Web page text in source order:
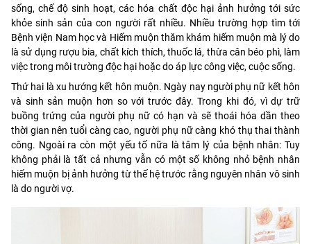
sống, chế độ sinh hoạt, các hóa chất độc hại ảnh hưởng tới sức
khỏe sinh sản của con người rất nhiều. Nhiều trường hợp tìm tới
Bệnh viện Nam học và Hiếm muộn thăm khám hiếm muộn mà lý do
là sử dụng rượu bia, chất kích thích, thuốc lá, thừa cân béo phì, làm
việc trong môi trường độc hại hoặc do áp lực công việc, cuộc sống.
Thứ hai là xu hướng kết hôn muộn. Ngày nay người phụ nữ kết hôn
và sinh sản muộn hơn so với trước đây. Trong khi đó, vì dự trữ
buồng trứng của người phụ nữ có hạn và sẽ thoái hóa dần theo
thời gian nên tuổi càng cao, người phụ nữ càng khó thụ thai thành
công. Ngoài ra còn một yếu tố nữa là tâm lý của bệnh nhân: Tuy
không phải là tất cả nhưng vẫn có một số không nhỏ bệnh nhân
hiếm muộn bị ảnh hưởng từ thế hệ trước rằng nguyên nhân vô sinh
là do người vợ.